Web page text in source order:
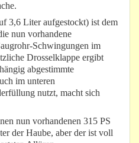
3,6 Liter aufgestockt) ist dem
nun vorhandene
Schwingungen im
Drosselklappe ergibt
abgestimmte
im unteren
nutzt, macht sich
nun vorhandenen 315 PS
der Haube, aber der ist voll